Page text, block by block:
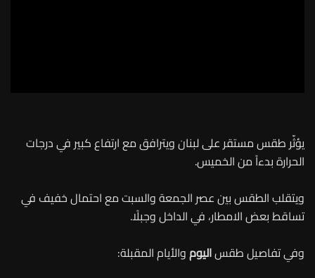
يؤثّر طقس مستقر على لبنان ويترافق مع ارتفاع كبير في درجات
الحرارة بدءاً من الخميس.
ويتقلب الطقس بين عصر الجمعة والسبت مع احتمال خفيف في
تساقط بعض الامطار، في الداخل وجبلًا.
وفي تفاصيل طقساليوموالأيام المقبلة: